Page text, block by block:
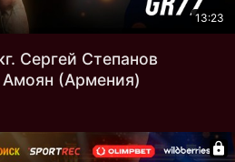
13:23
Сергей Степанов
(Армения)